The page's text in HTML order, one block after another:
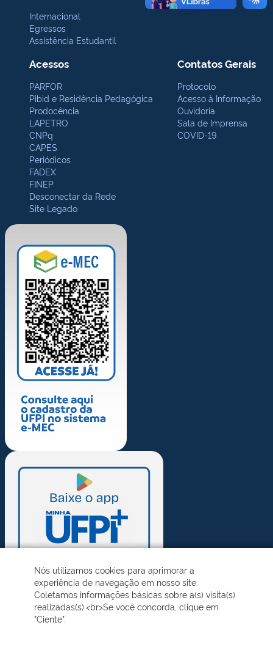
Internacional
Egressos
Assistência Estudantil
Acessos
PARFOR
Pibid e Residência Pedagógica
Prodocência
LAPETRO
CNPq
CAPES
Periódicos
FADEX
FINEP
Desconectar da Rede
Site Legado
Contatos Gerais
Protocolo
Acesso à Informação
Ouvidoria
Sala de Imprensa
COVID-19
Nós utilizamos cookies para aprimorar a
experiência de navegação em nosso site.
Coletamos informações básicas sobre a(s) visita(s)
realizadas(s).<br>Se você concorda, clique em
"Ciente".